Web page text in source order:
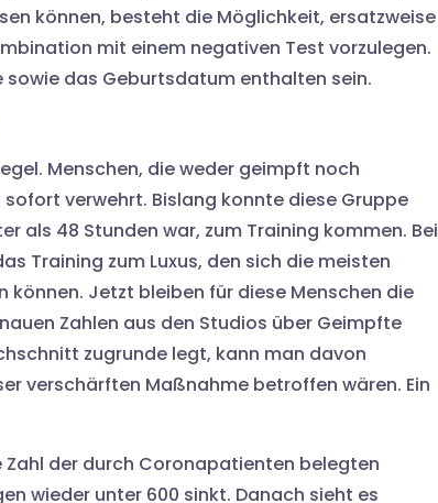
können, besteht die Möglichkeit, ersatzweise
mit einem negativen Test vorzulegen.
das Geburtsdatum enthalten sein.
Menschen, die weder geimpft noch
verwehrt. Bislang konnte diese Gruppe
als 48 Stunden war, zum Training kommen. Bei
Training zum Luxus, den sich die meisten
Jetzt bleiben für diese Menschen die
Zahlen aus den Studios über Geimpfte
zugrunde legt, kann man davon
verschärften Maßnahme betroffen wären. Ein
Zahl der durch Coronapatienten belegten
wieder unter 600 sinkt. Danach sieht es